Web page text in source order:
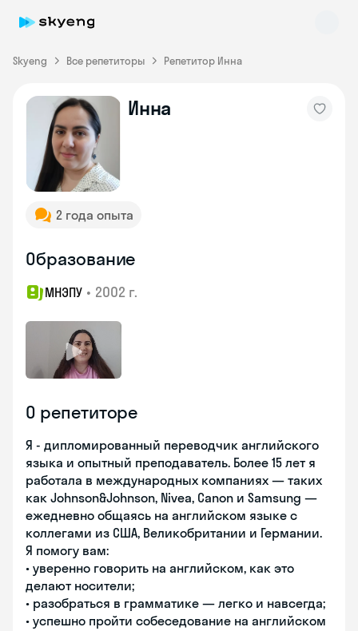
Skyeng Все репетиторы Репетитор Инна
Инна
2 года опыта
Образование
МНЭПУ • 2002 г.
О репетиторе
Я - дипломированный переводчик английского
языка и опытный преподаватель. Более 15 лет я
работала в международных компаниях — таких
как Johnson&Johnson, Nivea, Canon и Samsung —
ежедневно общаясь на английском языке с
коллегами из США, Великобритании и Германии.
Я помогу вам:
• уверенно говорить на английском, как это
делают носители;
• разобраться в грамматике — легко и навсегда;
• успешно пройти собеседование на английском
Skyeng Chat
online